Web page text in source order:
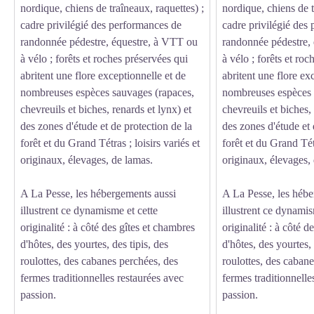
nordique, chiens de traîneaux, raquettes) ;
cadre privilégié des performances de
randonnée pédestre, équestre, à VTT ou
à vélo ; forêts et roches préservées qui
abritent une flore exceptionnelle et de
nombreuses espèces sauvages (rapaces,
chevreuils et biches, renards et lynx) et
des zones d'étude et de protection de la
forêt et du Grand Tétras ; loisirs variés et
originaux, élevages, de lamas.
A La Pesse, les hébergements aussi
illustrent ce dynamisme et cette
originalité : à côté des gîtes et chambres
d'hôtes, des yourtes, des tipis, des
roulottes, des cabanes perchées, des
fermes traditionnelles restaurées avec
passion.
nordique, chiens de
cadre privilégié des
randonnée
à vélo ; forêts et
abritent une flore
nombreuses
chevreuils et
des zones d'étude
forêt et du Grand
originaux, élevages,
A La Pesse, les
illustrent ce
originalité : à côté
d'hôtes, des
roulottes, des
fermes
passion.